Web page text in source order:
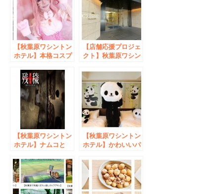
【秋葉原ワシントン
ホテル】本格コスプ
【店舗応援プロジェ
クト】秋葉原ワシン
バとともに待ってま
す～
【秋葉原ワシントン
ホテル】ナムコと
謎解き体験サービス
を初導入「残穢【ざ
んえ】-泊まっては
いけない宿-」イベ
【秋葉原ワシントン
ホテル】かわいいパ
トジェニックルーム
が誕生！「アキバパ
ンダハウス」宿泊プ
ラン